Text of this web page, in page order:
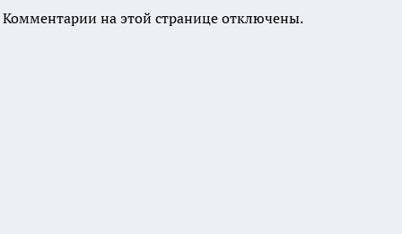
Комментарии на этой странице отключены.